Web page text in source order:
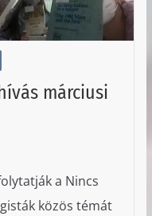
márciusi
a Nincs
közös témát